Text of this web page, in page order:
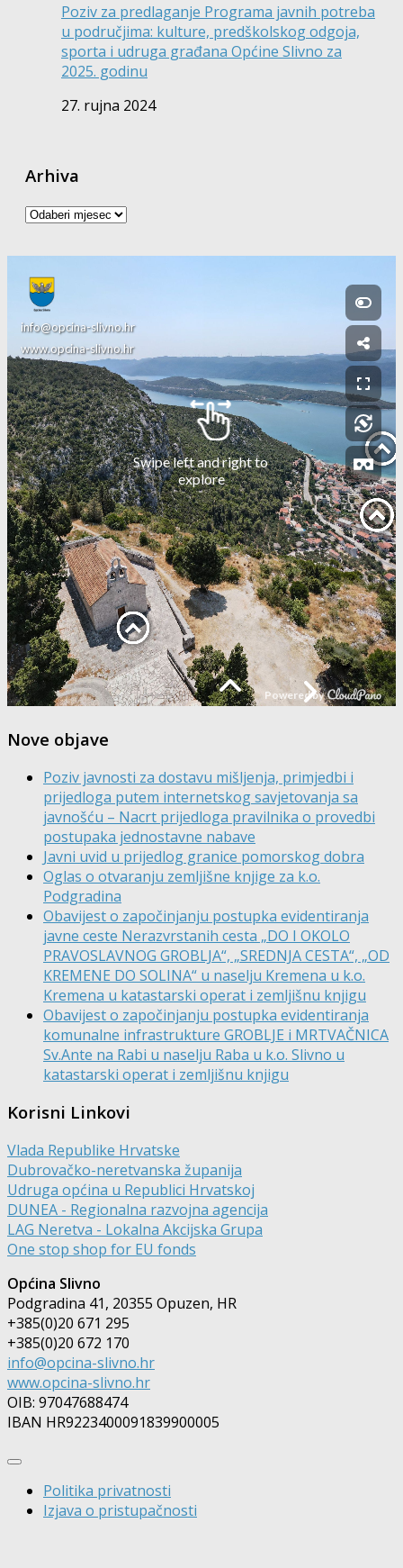
Poziv za predlaganje Programa javnih potreba
u područjima: kulture, predškolskog odgoja,
sporta i udruga građana Općine Slivno za
2025. godinu
27. rujna 2024
Arhiva
Arhiva
Nove objave
Poziv javnosti za dostavu mišljenja, primjedbi i
prijedloga putem internetskog savjetovanja sa
javnošću – Nacrt prijedloga pravilnika o provedbi
postupaka jednostavne nabave
Javni uvid u prijedlog granice pomorskog dobra
Oglas o otvaranju zemljišne knjige za k.o.
Podgradina
Obavijest o započinjanju postupka evidentiranja
javne ceste Nerazvrstanih cesta „DO I OKOLO
PRAVOSLAVNOG GROBLJA“, „SREDNJA CESTA“, „OD
KREMENE DO SOLINA“ u naselju Kremena u k.o.
Kremena u katastarski operat i zemljišnu knjigu
Obavijest o započinjanju postupka evidentiranja
komunalne infrastrukture GROBLJE i MRTVAČNICA
Sv.Ante na Rabi u naselju Raba u k.o. Slivno u
katastarski operat i zemljišnu knjigu
Korisni Linkovi
Vlada Republike Hrvatske
Dubrovačko-neretvanska županija
Udruga općina u Republici Hrvatskoj
DUNEA - Regionalna razvojna agencija
LAG Neretva - Lokalna Akcijska Grupa
One stop shop for EU fonds
Općina Slivno
Podgradina 41, 20355 Opuzen, HR
+385(0)20 671 295
+385(0)20 672 170
info@opcina-slivno.hr
www.opcina-slivno.hr
OIB: 97047688474
IBAN HR9223400091839900005
Politika privatnosti
Izjava o pristupačnosti